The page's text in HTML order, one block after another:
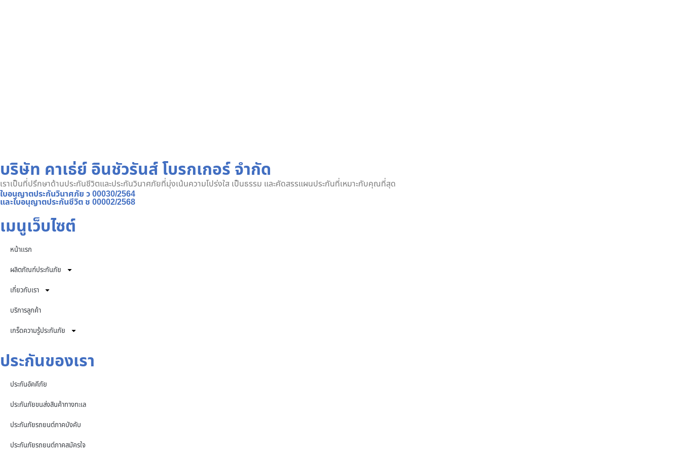
บริษัท คาเธ่ย์ อินชัวรันส์ โบรกเกอร์ จำกัด
เราเป็นที่ปรึกษาด้านประกันชีวิตและประกันวินาศภัยที่มุ่งเน้นความโปร่งใส เป็นธรรม และคัดสรรแผนประกันที่เหมาะกับคุณที่สุด
ใบอนุญาตประกันวินาศภัย ว 00030/2564
และใบอนุญาตประกันชีวิต ช 00002/2568
เมนูเว็บไซต์
หน้าเเรก
ผลิตภัณฑ์ประกันภัย
เกี่ยวกับเรา
บริการลูกค้า
เกร็ดความรู้ประกันภัย
ประกันของเรา
ประกันอัคคีภัย
ประกันภัยขนส่งสินค้าทางทะเล
ประกันภัยรถยนต์ภาคบังคับ
ประกันภัยรถยนต์ภาคสมัครใจ